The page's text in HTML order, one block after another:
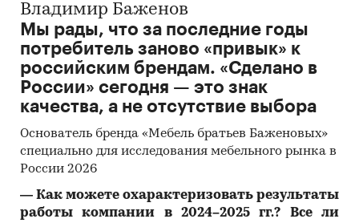
Владимир Баженов
Мы рады, что за последние годы
потребитель заново «привык» к
российским брендам. «Сделано в
России» сегодня — это знак
качества, а не отсутствие выбора
Основатель бренда «Мебель братьев Баженовых»
специально для исследования мебельного рынка в
России 2026
― Как можете охарактеризовать результаты
работы компании в 2024–2025 гг.? Все ли